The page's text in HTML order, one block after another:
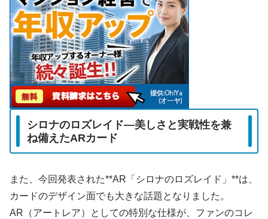
シロナのロズレイド―美しさと実戦性を兼
ね備えたARカード
また、今回発表された**AR「シロナのロズレイド」**は、
カードのデザイン面でも大きな話題となりました。
AR（アートレア）としての特別な仕様が、ファンのコレ